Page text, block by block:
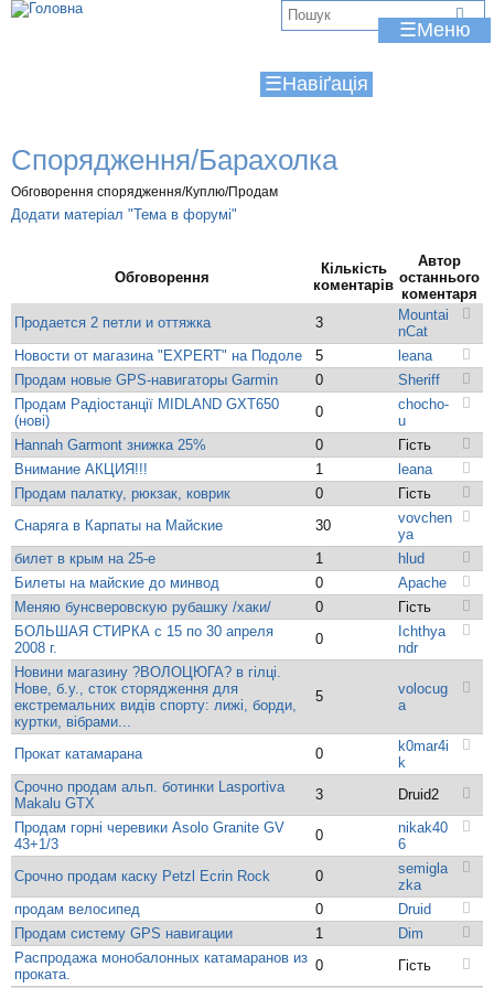
Jump to navigation
☰
☰
Спорядження/Барахолка
Обговорення спорядження/Куплю/Продам
Додати матеріал "Тема в форумі"
Обговорення
Кількість
коментарів
Автор
останнього
коментаря
Продается 2 петли и оттяжка
3
Mountai
nCat
Новости от магазина "EXPERT" на Подоле
5
leana
Продам новые GPS-навигаторы Garmin
0
Sheriff
Продам Радіостанції MIDLAND GXT650
(нові)
0
chocho-
u
Hannah Garmont знижка 25%
0
Гість
Внимание АКЦИЯ!!!
1
leana
Продам палатку, рюкзак, коврик
0
Гість
Снаряга в Карпаты на Майские
30
vovchen
ya
билет в крым на 25-е
1
hlud
Билеты на майские до минвод
0
Apache
Меняю бунсверовскую рубашку /хаки/
0
Гість
БОЛЬШАЯ СТИРКА с 15 по 30 апреля
2008 г.
0
Ichthya
ndr
Новини магазину ?ВОЛОЦЮГА? в гілці.
Нове, б.у., сток сторядження для
екстремальних видів спорту: лижі, борди,
куртки, вібрами...
5
volocug
a
Прокат катамарана 0
k0mar4i
k
Срочно продам альп. ботинки Lasportiva
Makalu GTX
3
Druid2
Продам горні черевики Asolo Granite GV
43+1/3
0
nikak40
6
Срочно продам каску Petzl Ecrin Rock
0
semigla
zka
продам велосипед
0
Druid
Продам систему GPS навигации
1
Dim
Распродажа монобалонных катамаранов из
проката.
0 Гість